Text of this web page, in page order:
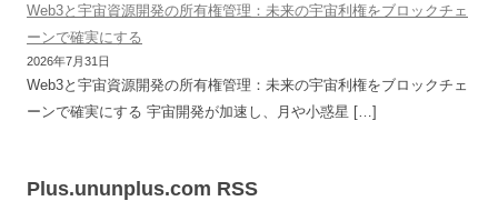
Web3と宇宙資源開発の所有権管理：未来の宇宙利権をブロックチェ
ーンで確実にする
2026年7月31日
Web3と宇宙資源開発の所有権管理：未来の宇宙利権をブロックチェ
ーンで確実にする 宇宙開発が加速し、月や小惑星 […]
Plus.ununplus.com RSS